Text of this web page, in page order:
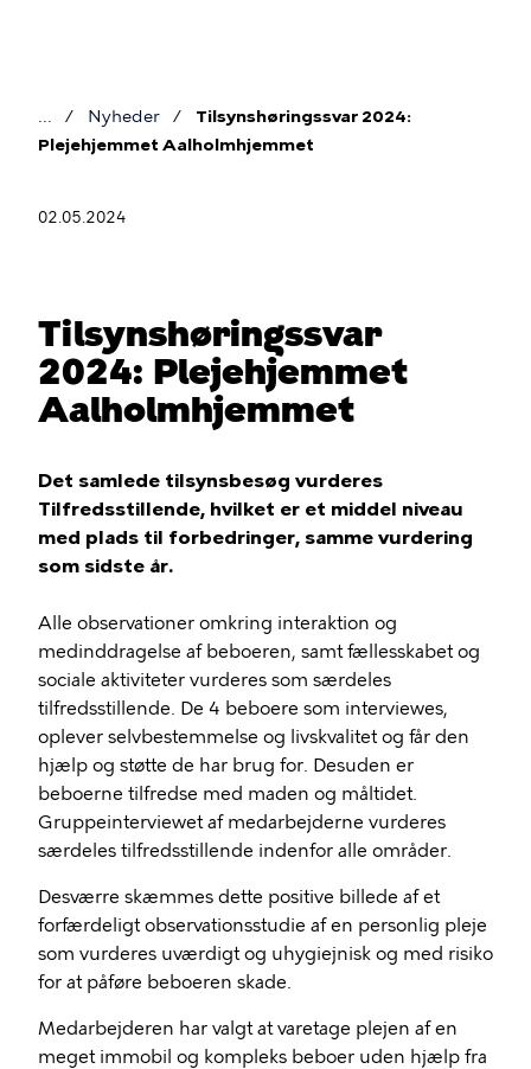
Brødkrumme
Nyheder
Tilsynshøringssvar 2024:
Plejehjemmet Aalholmhjemmet
02.05.2024
Tilsynshøringssvar
2024: Plejehjemmet
Aalholmhjemmet
Det samlede tilsynsbesøg vurderes
Tilfredsstillende, hvilket er et middel niveau
med plads til forbedringer, samme vurdering
som sidste år.
Alle observationer omkring interaktion og
medinddragelse af beboeren, samt fællesskabet og
sociale aktiviteter vurderes som særdeles
tilfredsstillende. De 4 beboere som interviewes,
oplever selvbestemmelse og livskvalitet og får den
hjælp og støtte de har brug for. Desuden er
beboerne tilfredse med maden og måltidet.
Gruppeinterviewet af medarbejderne vurderes
særdeles tilfredsstillende indenfor alle områder.
Desværre skæmmes dette positive billede af et
forfærdeligt observationsstudie af en personlig pleje
som vurderes uværdigt og uhygiejnisk og med risiko
for at påføre beboeren skade.
Medarbejderen har valgt at varetage plejen af en
meget immobil og kompleks beboer uden hjælp fra